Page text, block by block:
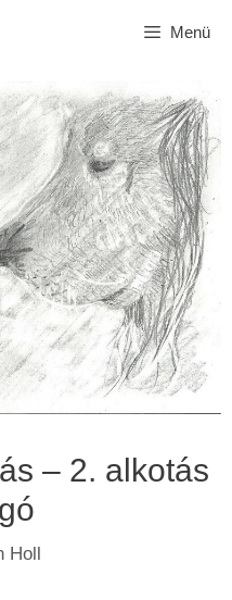
Menü
– 2. alkotás
Holl